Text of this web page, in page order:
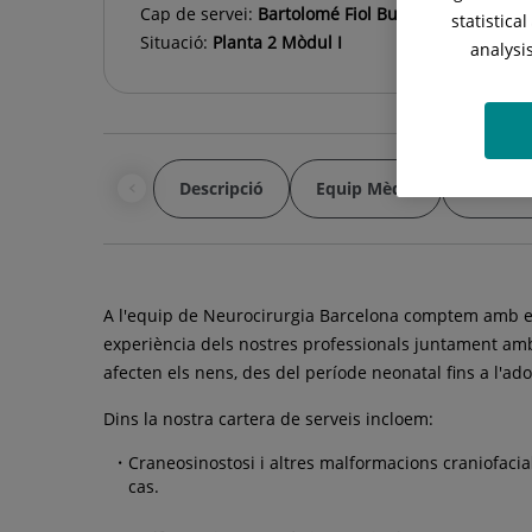
Cap de servei: Bartolomé Fiol Busquets
Situació: Planta 2 Mòdul I
Descripció Equip Mèdic
A l'equip de Neurocirurgia Barcelona comptem amb
experiència dels nostres professionals juntament
afecten els nens, des del període neonatal fins a
Dins la nostra cartera de serveis incloem:
Craneosinostosi i altres malformacions
cas.
statistical